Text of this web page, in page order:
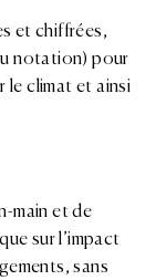
et chiffrées,
notation) pour
le climat et ainsi
main et de
sur l’impact
sans